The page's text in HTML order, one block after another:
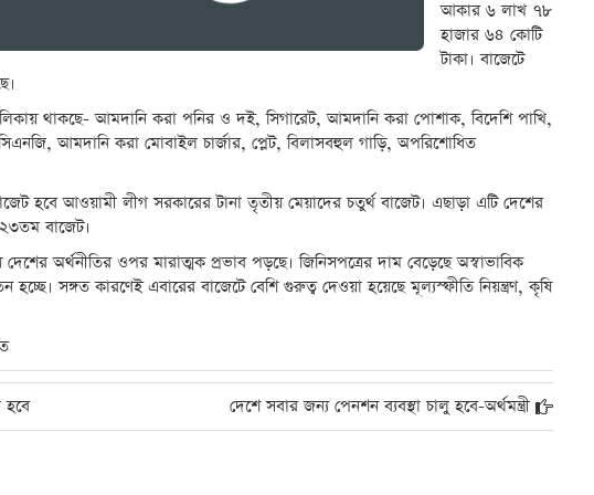
আকার ৬ লাখ ৭৮
হাজার ৬৪ কোটি
টাকা। বাজেটে
থাকছে- আমদানি করা পনির ও দই, সিগারেট, আমদানি করা পোশাক, বিদেশি পাখি,
সিএনজি, আমদানি করা মোবাইল চার্জার, প্লেট, বিলাসবহুল গাড়ি, অপরিশোধিত
হবে আওয়ামী লীগ সরকারের টানা তৃতীয় মেয়াদের চতুর্থ বাজেট। এছাড়া এটি দেশের
বাজেট।
অর্থনীতির ওপর মারাত্মক প্রভাব পড়ছে। জিনিসপত্রের দাম বেড়েছে অস্বাভাবিক
সঙ্গত কারণেই এবারের বাজেটে বেশি গুরুত্ব দেওয়া হয়েছে মূল্যস্ফীতি নিয়ন্ত্রণ, কৃষি
হবে দেশে সবার জন্য পেনশন ব্যবস্থা চালু হবে-অর্থমন্ত্রী